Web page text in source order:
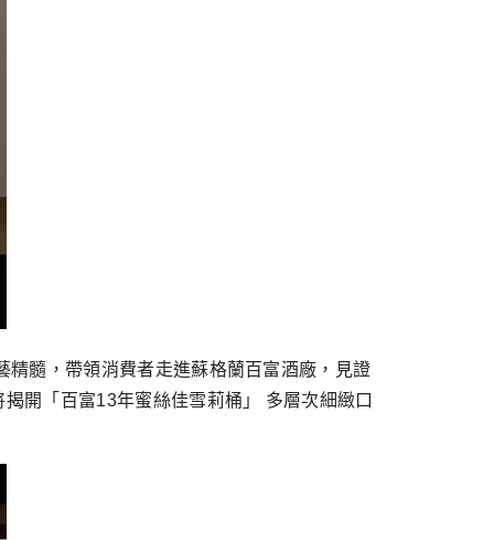
髓，帶領消費者走進蘇格蘭百富酒廠，見證
開「百富13年蜜絲佳雪莉桶」 多層次細緻口